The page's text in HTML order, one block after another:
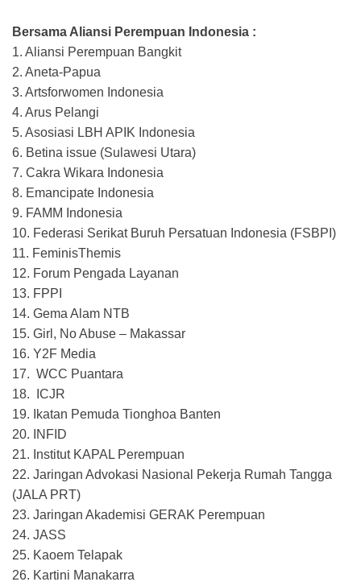
Bersama Aliansi Perempuan Indonesia :
1. Aliansi Perempuan Bangkit
2. Aneta-Papua
3. Artsforwomen Indonesia
4. Arus Pelangi
5. Asosiasi LBH APIK Indonesia
6. Betina issue (Sulawesi Utara)
7. Cakra Wikara Indonesia
8. Emancipate Indonesia
9. FAMM Indonesia
10. Federasi Serikat Buruh Persatuan Indonesia (FSBPI)
11. FeminisThemis
12. Forum Pengada Layanan
13. FPPI
14. Gema Alam NTB
15. Girl, No Abuse – Makassar
16. Y2F Media
17. ⁠ WCC Puantara
18. ⁠ ICJR
19. Ikatan Pemuda Tionghoa Banten
20. INFID
21. Institut KAPAL Perempuan
22. Jaringan Advokasi Nasional Pekerja Rumah Tangga
(JALA PRT)
23. Jaringan Akademisi GERAK Perempuan
24. JASS
25. Kaoem Telapak
26. Kartini Manakarra